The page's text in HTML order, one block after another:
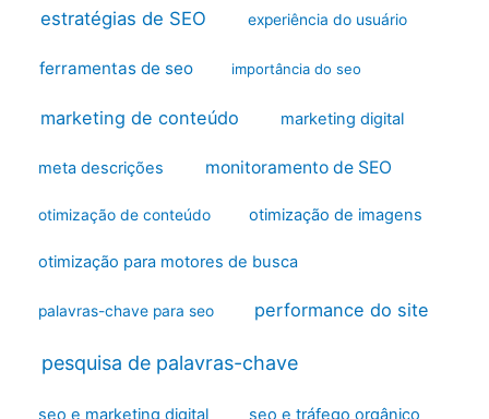
estratégias de SEO experiência do usuário
ferramentas de seo importância do seo
marketing de conteúdo marketing digital
meta descrições monitoramento de SEO
otimização de conteúdo otimização de imagens
otimização para motores de busca
palavras-chave para seo performance do site
pesquisa de palavras-chave
seo e marketing digital seo e tráfego orgânico